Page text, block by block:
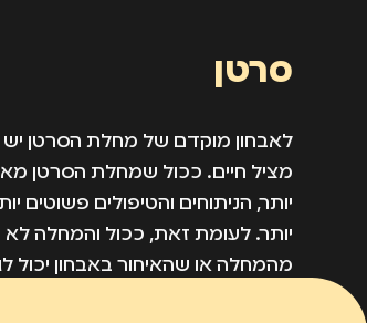
סרטן
לאבחון מוקדם של מחלת הסרטן יש
מציל חיים. ככול שמחלת הסרטן
יותר, הניתוחים והטיפולים פשוטים
יותר. לעומת זאת, ככול והמחלה
מהמחלה או שהאיחור באבחון יכול